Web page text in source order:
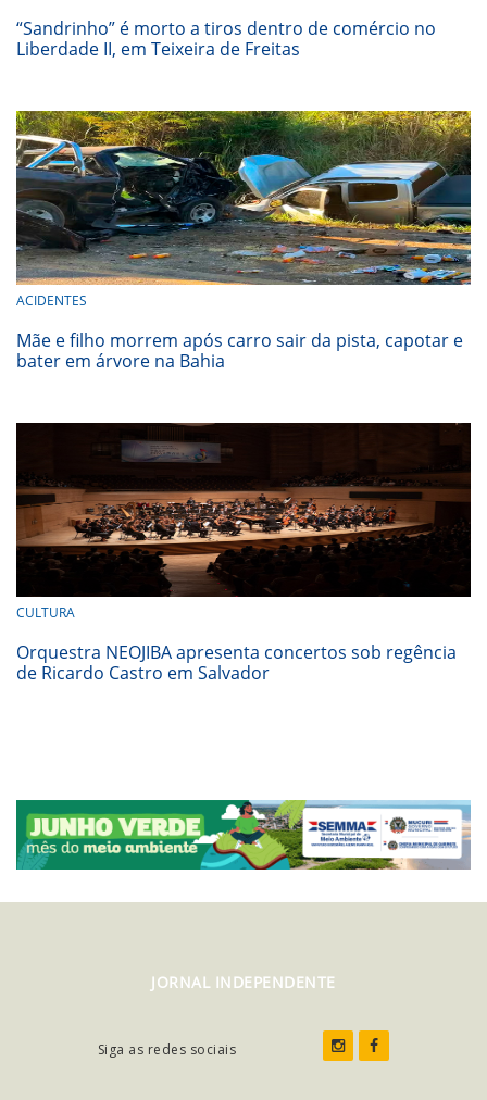
“Sandrinho” é morto a tiros dentro de comércio no
Liberdade II, em Teixeira de Freitas
ACIDENTES
Mãe e filho morrem após carro sair da pista, capotar e
bater em árvore na Bahia
CULTURA
Orquestra NEOJIBA apresenta concertos sob regência
de Ricardo Castro em Salvador
JORNAL INDEPENDENTE
Siga as redes sociais